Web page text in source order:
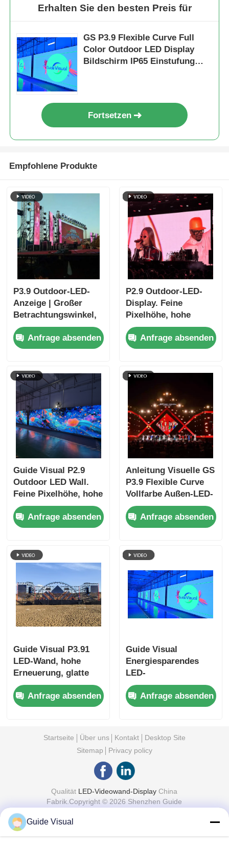
Erhalten Sie den besten Preis für
GS P3.9 Flexible Curve Full
Color Outdoor LED Display
Bildschirm IP65 Einstufung
Fortsetzen
Empfohlene Produkte
P3.9 Outdoor-LED-
Anzeige | Großer
Betrachtungswinkel,
hohe
Bildwiederholfrequenz,
ereignistaugliche
Anfrage absenden
P2.9 Outdoor-LED-
Display. Feine
Pixelhöhe, hohe
Auffrischung,
erstklassige visuelle
Leistung
Anfrage absenden
Guide Visual P2.9
Outdoor LED Wall.
Feine Pixelhöhe, hohe
Auffrischung,
atemberaubende
Bilder
Anfrage absenden
Anleitung Visuelle GS
P3.9 Flexible Curve
Vollfarbe Außen-LED-
Display Bildschirm
IP65Anfrage absenden
Guide Visual P3.91
LED-Wand, hohe
Erneuerung, glatte
Visualisierung,
funktioniert auch bei
extremer Hitze,
Anfrage absenden
Guide Visual
Energiesparendes
LED-
Videowanddisplay mit
intelligenter
Helligkeitsanpassung
Verbrauch
Anfrage absenden
Startseite Über uns Kontakt
Desktop Site
Sitemap
Privacy policy
Qualität LED-Videowand-Display China
Fabrik.Copyright © 2026 Shenzhen Guide
Guide Visual